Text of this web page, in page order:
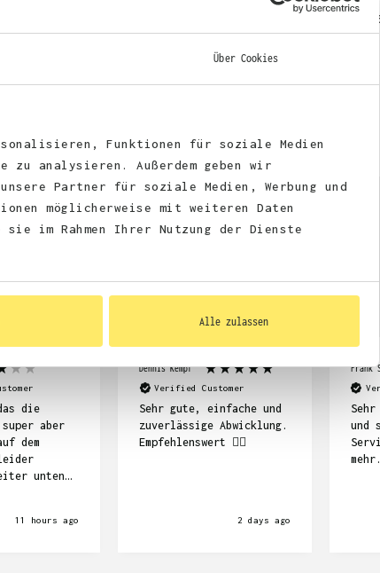
Über Cookies
Funktionen für soziale Medien
zu analysieren. Außerdem geben wir
Partner für soziale Medien, Werbung und
möglicherweise mit weiteren Daten
im Rahmen Ihrer Nutzung der Dienste
Alle zulassen
auch bequem über das
🫶
die
aber
dem
unten
11 hours ago
Dennis Kempf
Verified Customer
Sehr gute, einfache und
zuverlässige Abwicklung.
Empfehlenswert ☝🏽
2 days ago
Frank
und
mehr.